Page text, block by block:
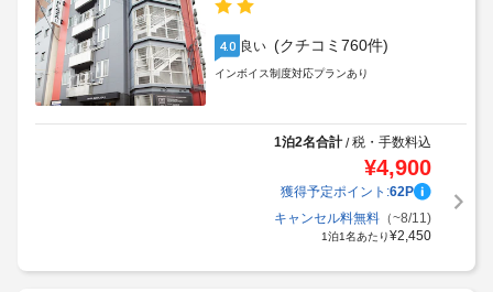
4.0 良い (クチコミ760件)
インボイス制度対応プランあり
1泊2名合計/税・手数料込
¥4,900
獲得予定ポイント:62P
キャンセル料無料（~8/11)
1泊1名あたり¥2,450